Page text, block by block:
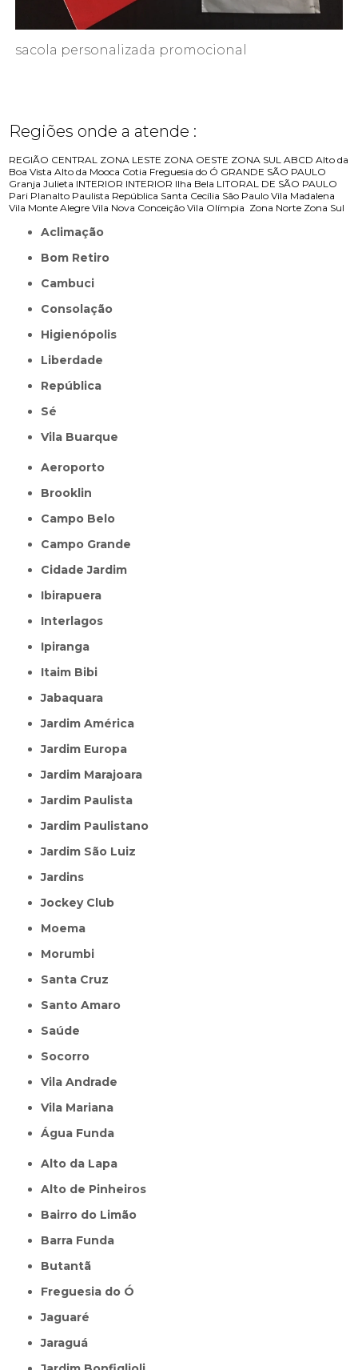
sacola personalizada promocional
Regiões onde a atende :
REGIÃO CENTRAL ZONA LESTE ZONA OESTE ZONA SUL ABCD Alto da
Boa Vista Alto da Mooca Cotia Freguesia do Ó GRANDE SÃO PAULO
Granja Julieta INTERIOR INTERIOR Ilha Bela LITORAL DE SÃO PAULO
Pari Planalto Paulista República Santa Cecília São Paulo Vila Madalena
Vila Monte Alegre Vila Nova Conceição Vila Olímpia Zona Norte Zona Sul
Aclimação
Bom Retiro
Cambuci
Consolação
Higienópolis
Liberdade
República
Sé
Vila Buarque
Aeroporto
Brooklin
Campo Belo
Campo Grande
Cidade Jardim
Ibirapuera
Interlagos
Ipiranga
Itaim Bibi
Jabaquara
Jardim América
Jardim Europa
Jardim Marajoara
Jardim Paulista
Jardim Paulistano
Jardim São Luiz
Jardins
Jockey Club
Moema
Morumbi
Santa Cruz
Santo Amaro
Saúde
Socorro
Vila Andrade
Vila Mariana
Água Funda
Alto da Lapa
Alto de Pinheiros
Bairro do Limão
Barra Funda
Butantã
Freguesia do Ó
Jaguaré
Jaraguá